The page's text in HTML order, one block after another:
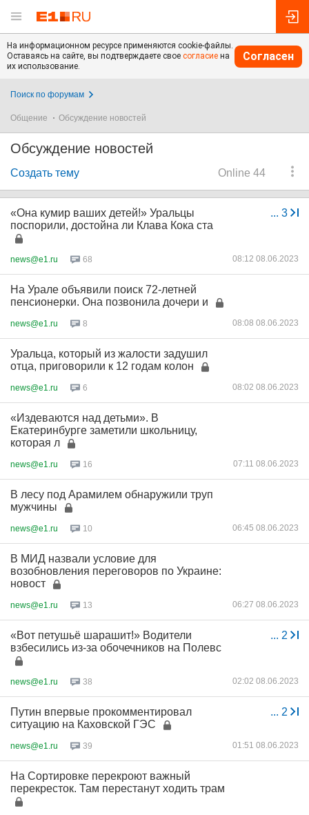
На информационном ресурсе применяются cookie-файлы.
Оставаясь на сайте, вы подтверждаете свое согласие на
их использование.
Согласен
Поиск по форумам
Общение Обсуждение новостей
Обсуждение новостей
Online 44
Создать тему
... 3
«Она кумир ваших детей!» Уральцы
поспорили, достойна ли Клава Кока ста
news@e1.ru 68 08:12 08.06.2023
На Урале объявили поиск 72-летней
пенсионерки. Она позвонила дочери и
news@e1.ru 8 08:08 08.06.2023
Уральца, который из жалости задушил
отца, приговорили к 12 годам колон
news@e1.ru 6 08:02 08.06.2023
«Издеваются над детьми». В
Екатеринбурге заметили школьницу,
которая л
news@e1.ru 16 07:11 08.06.2023
В лесу под Арамилем обнаружили труп
мужчины
news@e1.ru 10 06:45 08.06.2023
В МИД назвали условие для
возобновления переговоров по Украине:
новост
news@e1.ru 13 06:27 08.06.2023
... 2
«Вот петушьё шарашит!» Водители
взбесились из-за обочечников на Полевс
news@e1.ru 38 02:02 08.06.2023
... 2
Путин впервые прокомментировал
ситуацию на Каховской ГЭС
news@e1.ru 39 01:51 08.06.2023
На Сортировке перекроют важный
перекресток. Там перестанут ходить трам